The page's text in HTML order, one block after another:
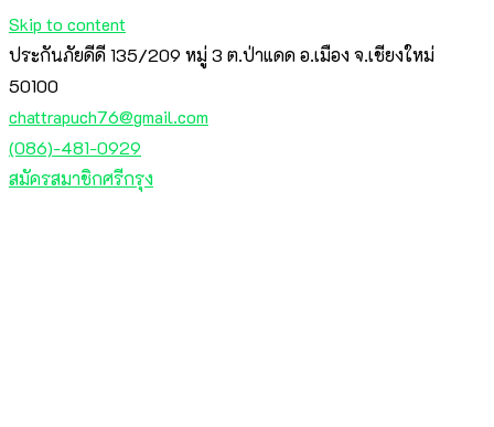
Skip to content
ประกันภัยดีดี 135/209 หมู่ 3 ต.ป่าแดด อ.เมือง จ.เชียงใหม่
50100
chattrapuch76@gmail.com
(086)-481-0929
สมัครสมาชิกศรีกรุง